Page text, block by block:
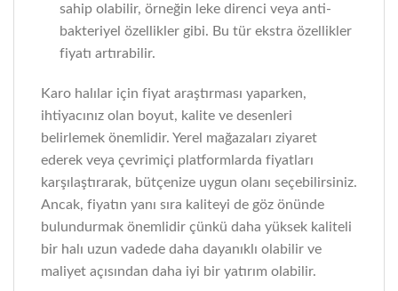
sahip olabilir, örneğin leke direnci veya anti-
bakteriyel özellikler gibi. Bu tür ekstra özellikler
fiyatı artırabilir.
Karo halılar için fiyat araştırması yaparken,
ihtiyacınız olan boyut, kalite ve desenleri
belirlemek önemlidir. Yerel mağazaları ziyaret
ederek veya çevrimiçi platformlarda fiyatları
karşılaştırarak, bütçenize uygun olanı seçebilirsiniz.
Ancak, fiyatın yanı sıra kaliteyi de göz önünde
bulundurmak önemlidir çünkü daha yüksek kaliteli
bir halı uzun vadede daha dayanıklı olabilir ve
maliyet açısından daha iyi bir yatırım olabilir.